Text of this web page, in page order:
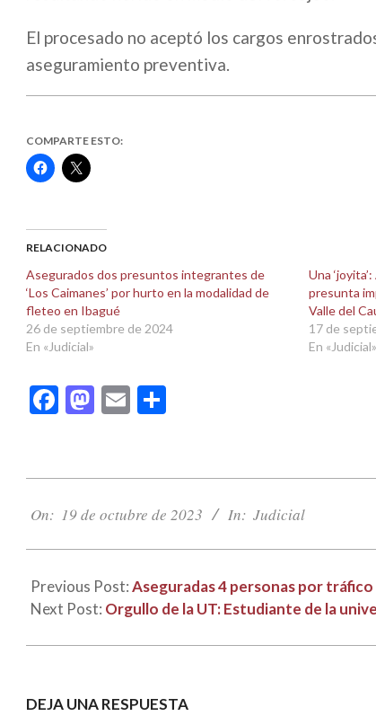
El procesado no aceptó los cargos
aseguramiento preventiva.
COMPARTE ESTO:
Haz
clic
(Se
abre
una
ventana
nueva)
Haz
clic
(Se
abre
una
ventana
nueva)
RELACIONADO
Asegurados dos presuntos integrantes de
‘Los Caimanes’ por hurto en la modalidad de
fleteo en Ibagué
26 de septiembre de 2024
En «Judicial»
Una
presunta
Valle del
17 de
En «Judicial»
Facebook
Mastodon
Email
10-
On: 19 de octubre de 2023 In: Judicial
Previous Post:Aseguradas 4 personas por
Next Post: Orgullo de la UT: Estudiante de la
DEJA UNA RESPUESTA